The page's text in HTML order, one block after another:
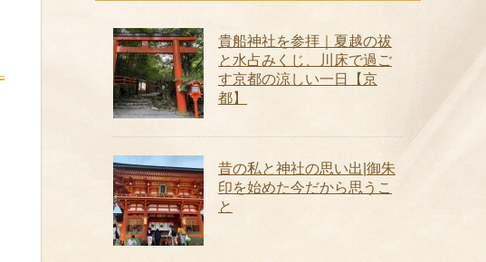
貴船神社を参拝｜夏越の祓
と水占みくじ、川床で過ご
す京都の涼しい一日【京
都】
昔の私と神社の思い出|御朱
印を始めた今だから思うこ
と